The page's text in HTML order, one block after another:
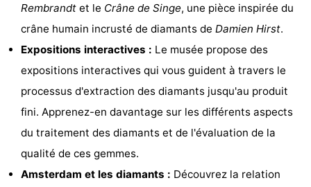
et
Shopping
Marchés
Magasins
du
Événements
Rembrandt et le Crâne de Singe, une pièce inspirée du
crâne humain incrusté de diamants de Damien Hirst.
Expositions interactives : Le musée propose des
expositions interactives qui vous guident à travers le
processus d'extraction des diamants jusqu'au produit
fini. Apprenez-en davantage sur les différents aspects
du traitement des diamants et de l'évaluation de la
qualité de ces gemmes.
Amsterdam et les diamants : Découvrez la relation